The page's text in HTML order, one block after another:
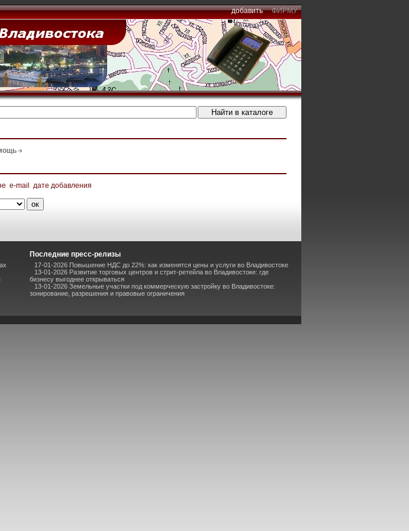
добавить ФИРМУ
e-mail дате добавления
Последние пресс-релизы
17-01-2026 Повышение НДС до 22%: как изменятся цены и услуги во Владивостоке
13-01-2026 Развитие торговых центров и стрит-ретейла во Владивостоке: где
бизнесу выгоднее открываться
13-01-2026 Земельные участки под коммерческую застройку во Владивостоке:
зонирование, разрешения и правовые ограничения